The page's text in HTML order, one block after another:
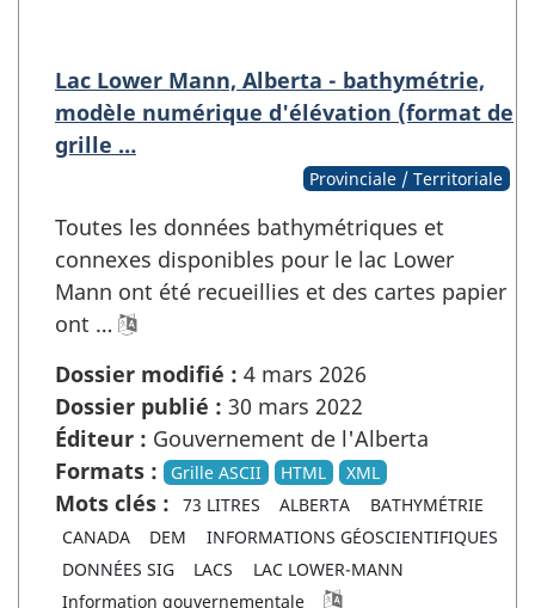
Lac Lower Mann, Alberta - bathymétrie,
modèle numérique d'élévation (format de
grille …
Provinciale / Territoriale
Toutes les données bathymétriques et
connexes disponibles pour le lac Lower
Mann ont été recueillies et des cartes papier
ont …
Dossier modifié : 4 mars 2026
Dossier publié : 30 mars 2022
Éditeur : Gouvernement de l'Alberta
Formats :
Grille ASCII HTML XML
Mots clés : 73 LITRES ALBERTA
BATHYMÉTRIE
CANADA
DEM
INFORMATIONS GÉOSCIENTIFIQUES
DONNÉES SIG
LACS
LAC LOWER-MANN
Information gouvernementale